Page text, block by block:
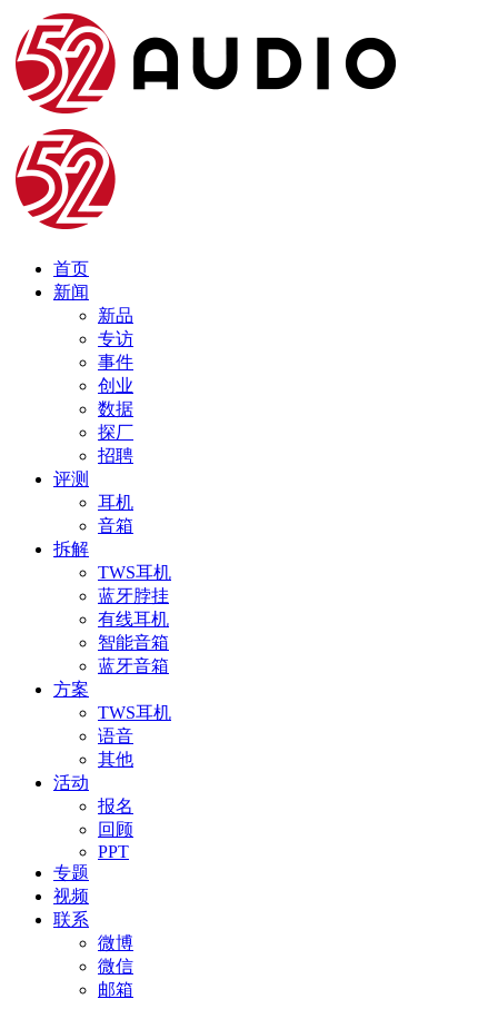
首页
新闻
新品
专访
事件
创业
数据
探厂
招聘
评测
耳机
音箱
拆解
TWS耳机
蓝牙脖挂
有线耳机
智能音箱
蓝牙音箱
方案
TWS耳机
语音
其他
活动
报名
回顾
PPT
专题
视频
联系
微博
微信
邮箱